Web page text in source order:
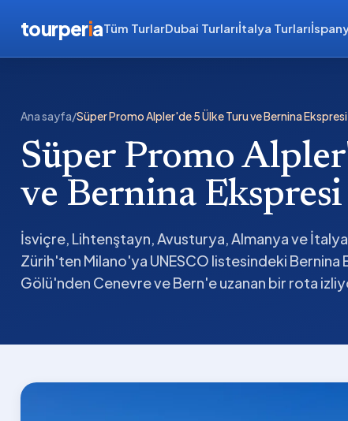
tourperiaTüm TurlarDubai Turlarıİtalya Turları
Ana sayfa/Süper Promo Alpler'de 5 Ülke Turu ve Bernina Ekspresi
Süper Promo
ve Bernina Ekspresi
İsviçre, Lihtenştayn, Avusturya, Almanya ve
Zürih'ten Milano'ya UNESCO listesindeki
Gölü'nden Cenevre ve Bern'e uzanan bir rota